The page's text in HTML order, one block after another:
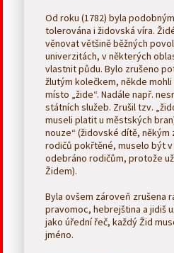
Od roku (1782) byla
tolerována i židovská víra.
věnovat většině běžných
univerzitách, v některých
vlastnit půdu. Bylo zrušeno
žlutým kolečkem, někde
místo „žide“. Nadále např.
státních služeb. Zrušil tzv.
museli platit u městských
nouze“ (židovské dítě,
rodičů pokřtěné, muselo být
odebráno rodičům, protože
Židem).
Byla ovšem zároveň zrušena
pravomoc, hebrejština a jidiš
jako úřední řeč, každý Žid
jméno.